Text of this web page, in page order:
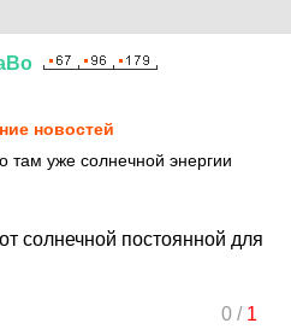
новостей
там уже солнечной энергии
солнечной постоянной для
0/ 1